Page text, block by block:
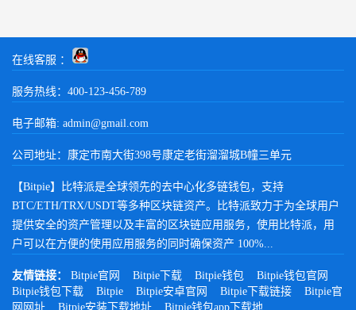
在线客服 ：
服务热线：400-123-456-789
电子邮箱: admin@gmail.com
公司地址：康定市南大街398号康定老街溜溜城B幢三单元
【Bitpie】比特派是全球领先的去中心化多链钱包，支持
BTC/ETH/TRX/USDT等多种区块链资产。比特派致力于为全球用户
提供安全的资产管理以及丰富的区块链应用服务，使用比特派，用
户可以在方便的使用应用服务的同时确保资产 100%...
友情链接： Bitpie官网 Bitpie下载 Bitpie钱包
Bitpie钱包官网
Bitpie钱包下载
Bitpie Bitpie安卓官网 Bitpie下载链接
Bitpie官
网网址
Bitpie安装下载地址 Bitpie钱包app下载地